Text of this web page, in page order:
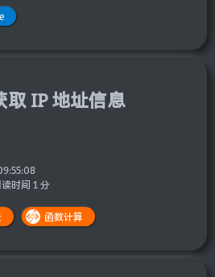
取 IP 地址信息
时间 1 分
函数计算